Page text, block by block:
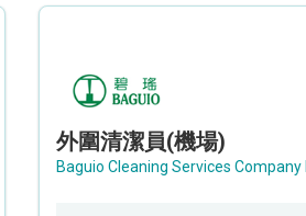
外圍清潔員(機場)
Baguio Cleaning Services Company